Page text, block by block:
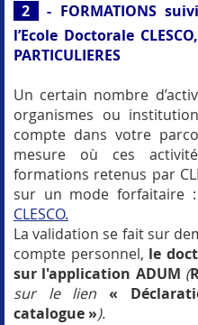
2
- FORMATIONS
l’Ecole Doctorale
PARTICULIERES
Un certain nombre
organismes ou
compte dans votre
mesure où ces
formations retenus par
sur un mode forfaitaire
CLESCO.
La validation se fait sur
compte personnel, le
sur l'application ADUM (
sur le lien«
catalogue »).